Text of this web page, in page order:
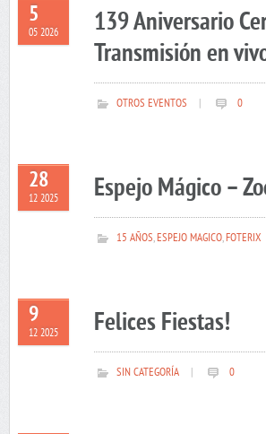
5
05 2026
139 Aniversario
Transmisión en
OTROS EVENTOS 0
28
12 2025 Espejo Mágico –
15 AÑOS,ESPEJO MAGICO,FOTERIX
9
12 2025 Felices Fiestas!
SIN CATEGORÍA 0